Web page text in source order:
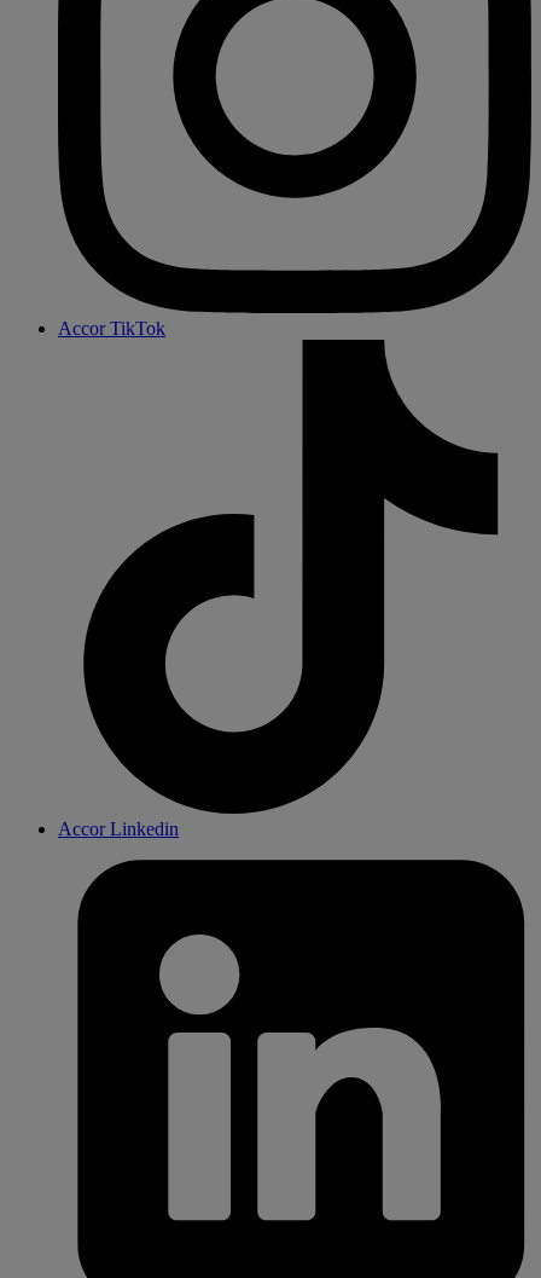
Accor TikTok
Accor Linkedin